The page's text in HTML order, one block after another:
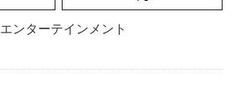
エンターテインメント